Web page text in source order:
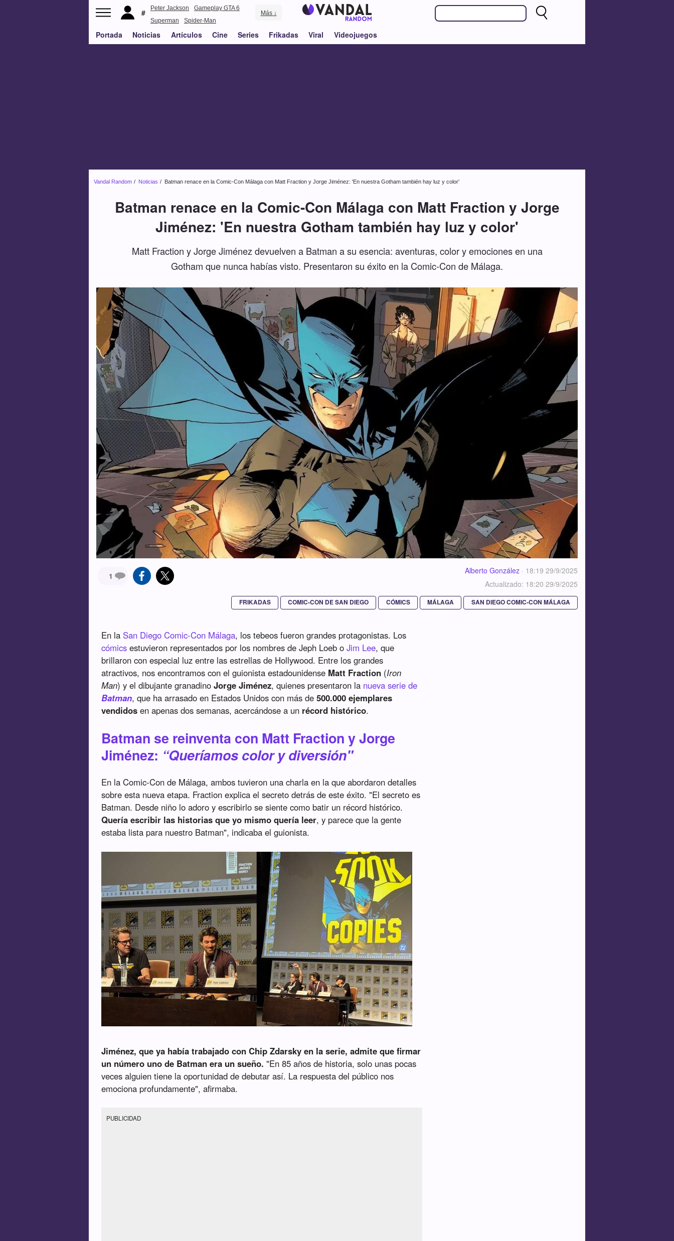
Peter Jackson
Gameplay GTA 6
Superman
Spider-Man
Más ↓
Portada Noticias Artículos Cine Series Frikadas Viral Videojuegos
Vandal Random Noticias Batman renace en la Comic-Con Málaga con Matt Fraction y Jorge Jiménez: 'En nuestra Gotham también hay luz y color'
Batman renace en la Comic-Con Málaga con Matt Fraction y Jorge
Jiménez: 'En nuestra Gotham también hay luz y color'
Matt Fraction y Jorge Jiménez devuelven a Batman a su esencia: aventuras, color y emociones en una
Gotham que nunca habías visto. Presentaron su éxito en la Comic-Con de Málaga.
1
Alberto González · 18:19 29/9/2025
Actualizado: 18:20 29/9/2025
FRIKADAS COMIC-CON DE SAN DIEGO CÓMICS MÁLAGA SAN DIEGO COMIC-CON MÁLAGA
En la San Diego Comic-Con Málaga, los tebeos fueron grandes protagonistas. Los
cómics estuvieron representados por los nombres de Jeph Loeb oJim Lee, que
brillaron con especial luz entre las estrellas de Hollywood. Entre los grandes
atractivos, nos encontramos con el guionista estadounidense Matt Fraction (Iron
Man) y el dibujante granadinoJorge Jiménez, quienes presentaron la nueva serie de
Batman, que ha arrasado en Estados Unidos con más de500.000 ejemplares
vendidos en apenas dos semanas, acercándose a un récord histórico.
Batman se reinventa con Matt Fraction y Jorge
Jiménez: “Queríamos color y diversión"
En la Comic-Con de Málaga, ambos tuvieron una charla en la que abordaron detalles
sobre esta nueva etapa. Fraction explica el secreto detrás de este éxito. "El secreto es
Batman. Desde niño lo adoro y escribirlo se siente como batir un récord histórico.
Quería escribir las historias que yo mismo quería leer, y parece que la gente
estaba lista para nuestro Batman", indicaba el guionista.
Jiménez, que ya había trabajado con Chip Zdarsky en la serie, admite que firmar
un número uno de Batman era un sueño. "En 85 años de historia, solo unas pocas
veces alguien tiene la oportunidad de debutar así. La respuesta del público nos
emociona profundamente", afirmaba.
PUBLICIDAD